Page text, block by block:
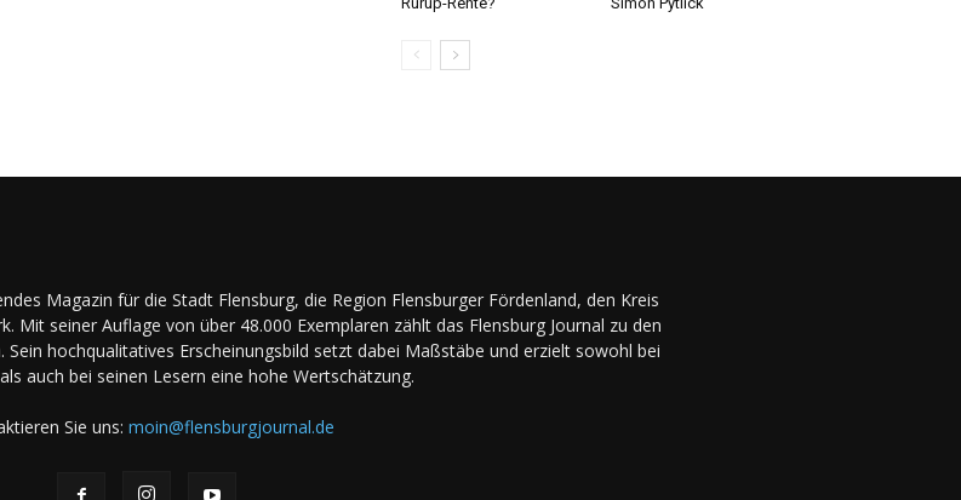
Magazin für die Stadt Flensburg, die Region Flensburger Fördenland, den Kreis
Mit seiner Auflage von über 48.000 Exemplaren zählt das Flensburg Journal zu den
hochqualitatives Erscheinungsbild setzt dabei Maßstäbe und erzielt sowohl bei
auch bei seinen Lesern eine hohe Wertschätzung.
Sie uns: moin@flensburgjournal.de